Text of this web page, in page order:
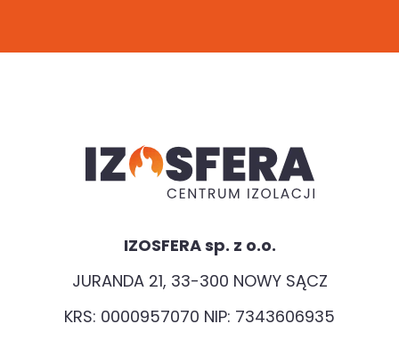
IZOSFERA sp. z o.o.
JURANDA 21, 33-300 NOWY SĄCZ
KRS: 0000957070 NIP: 7343606935